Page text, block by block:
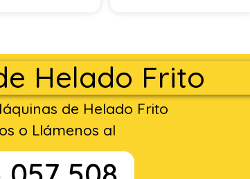
Helado Frito
de Helado Frito
o Llámenos al